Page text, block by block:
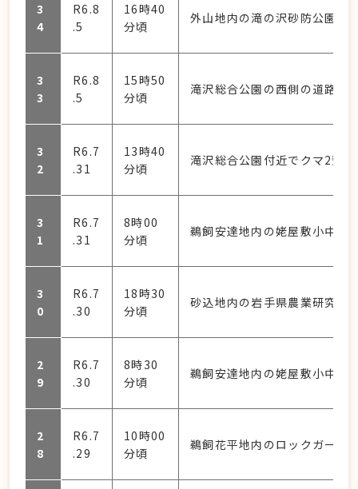
3
4
R6.8
.5
16時40
分頃
外山地内の滝の沢砂防公園内
3
3
R6.8
.5
15時50
分頃
滝沢総合公園の西側の道路上
3
2
R6.7
.31
13時40
分頃
滝沢総合公園付近でクマ2頭
3
1
R6.7
.31
8時00
分頃
鵜飼安達地内の姥屋敷小中学
3
0
R6.7
.30
18時30
分頃
砂込地内の岩手県農業研究セ
2
9
R6.7
.30
8時30
分頃
鵜飼安達地内の姥屋敷小中学
2
8
R6.7
.29
10時00
分頃
鵜飼花平地内のロックガーデ